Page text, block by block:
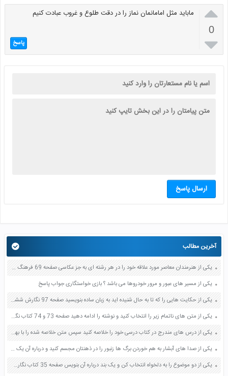

0

ماباید مثل امامانمان نماز را در دقت طلوع و غروب عبادت کنیم
پاسخ
ارسال پاسخ
آخرین مطالب
یکی از هنرمندان معاصر مورد علاقه خود را در هر رشته ای به جز عکاسی صفحه 69 فرهنگ و هنر نهم
یکی از مسیر های عبور و مرور خودروها می باشد ؟ بازی خواستگاری جواب پاسخ
یکی از حکایت هایی را که تا به حال شنیده اید به زبان ساده بنویسید صفحه 97 نگارش ششم دبستان
یکی از متن های ناتمام زیر را انتخاب کنید و نوشته را ادامه دهید صفحه 73 و 74 کتاب نگارش فارسی پنجم دبستان
یکی از درس های مندرج در کتاب درسی خود را خلاصه کنید سپس متن خلاصه شده را با بهره گیری از روش های دسته بندی نمودار جدول نقشه مفهومی نشان دهید صفحه 118 نگارش یازدهم
یکی از صدا های آبشار به هم خوردن برگ ها زنبور را در ذهنتان مجسم کنید و درباره آن یک بند بنویسید صفحه 11 نگارش پنجم
یکی از دو موضوع را به دلخواه انتخاب کن و یک بند درباره آن بنویس صفحه 35 کتاب نگارش فارسی سوم